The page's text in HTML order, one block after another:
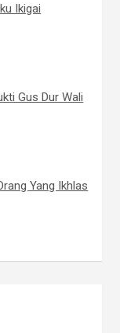
Ikigai
Gus Dur Wali
Yang Ikhlas